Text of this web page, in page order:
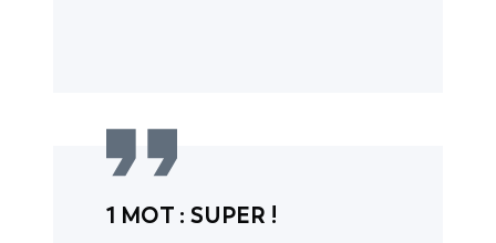
1 MOT : SUPER !